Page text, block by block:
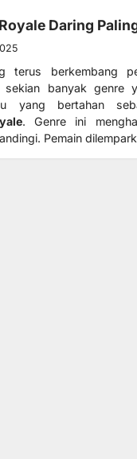
Daring
terus berkembang
sekian banyak genre
yang bertahan
. Genre ini
Pemain